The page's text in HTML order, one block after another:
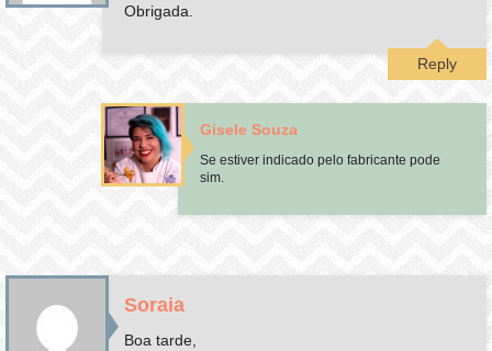
Obrigada.
Reply
Gisele Souza
Se estiver indicado pelo fabricante pode
sim.
Soraia
Boa tarde,